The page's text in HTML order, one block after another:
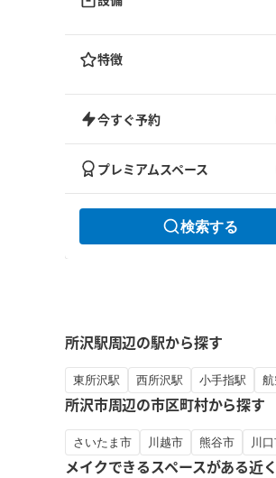
特徴
今すぐ予約
プレミアムスペース
検索する
所沢駅周辺の駅から探す
東所沢駅 西所沢駅 小手指駅
所沢市周辺の市区町村から探す
さいたま市 川越市 熊谷市 川
メイクできるスペースがある近